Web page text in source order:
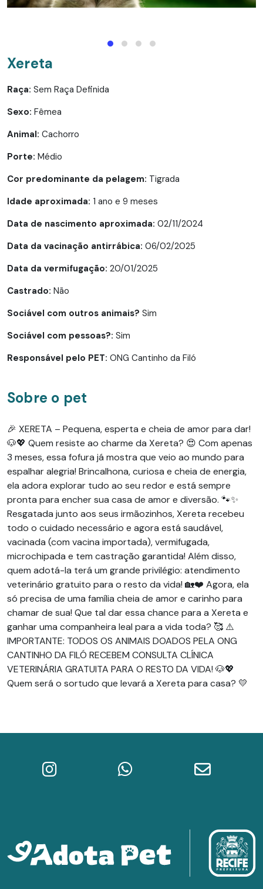
Xereta
Raça: Sem Raça Definida
Sexo: Fêmea
Animal: Cachorro
Porte: Médio
Cor predominante da pelagem: Tigrada
Idade aproximada: 1 ano e 9 meses
Data de nascimento aproximada: 02/11/2024
Data da vacinação antirrábica: 06/02/2025
Data da vermifugação: 20/01/2025
Castrado: Não
Sociável com outros animais? Sim
Sociável com pessoas?: Sim
Responsável pelo PET: ONG Cantinho da Filó
Sobre o pet
🎉 XERETA – Pequena, esperta e cheia de amor para dar!
🐶💖 Quem resiste ao charme da Xereta? 😍 Com apenas
3 meses, essa fofura já mostra que veio ao mundo para
espalhar alegria! Brincalhona, curiosa e cheia de energia,
ela adora explorar tudo ao seu redor e está sempre
pronta para encher sua casa de amor e diversão. 🐾✨
Resgatada junto aos seus irmãozinhos, Xereta recebeu
todo o cuidado necessário e agora está saudável,
vacinada (com vacina importada), vermifugada,
microchipada e tem castração garantida! Além disso,
quem adotá-la terá um grande privilégio: atendimento
veterinário gratuito para o resto da vida! 🏡❤️ Agora, ela
só precisa de uma família cheia de amor e carinho para
chamar de sua! Que tal dar essa chance para a Xereta e
ganhar uma companheira leal para a vida toda? 🥰 ⚠️
IMPORTANTE: TODOS OS ANIMAIS DOADOS PELA ONG
CANTINHO DA FILÓ RECEBEM CONSULTA CLÍNICA
VETERINÁRIA GRATUITA PARA O RESTO DA VIDA! 🐶💖
Quem será o sortudo que levará a Xereta para casa? 💛
Instagram do Adota PetWhatsApp da Prefeitura do
E-mail do